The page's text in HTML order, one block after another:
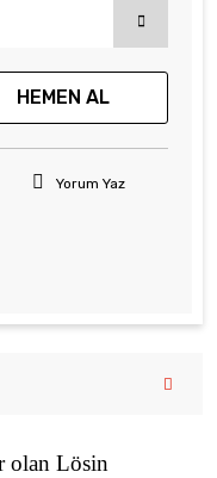
HEMEN AL
Yorum Yaz
olan Lösin